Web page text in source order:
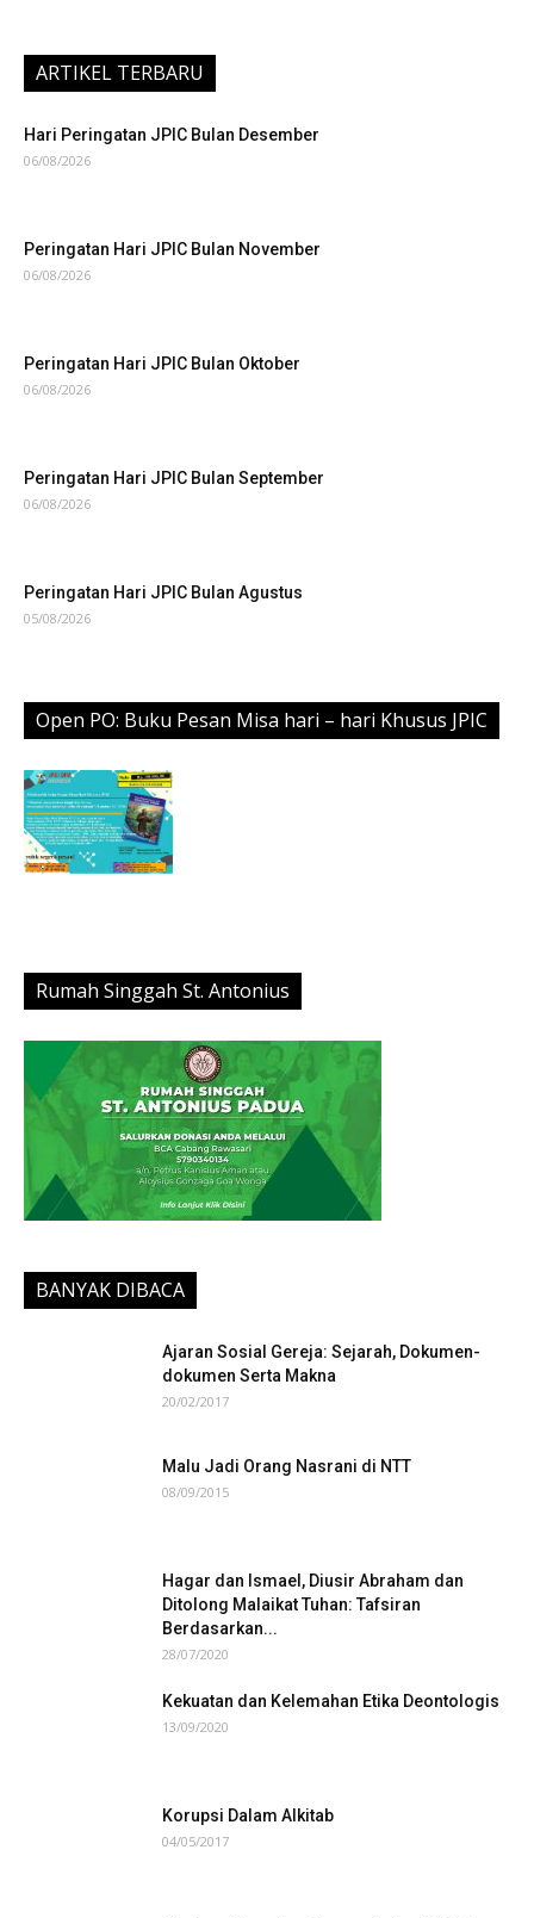
ARTIKEL TERBARU
Hari Peringatan JPIC Bulan Desember
06/08/2026
Peringatan Hari JPIC Bulan November
06/08/2026
Peringatan Hari JPIC Bulan Oktober
06/08/2026
Peringatan Hari JPIC Bulan September
06/08/2026
Peringatan Hari JPIC Bulan Agustus
05/08/2026
Open PO: Buku Pesan Misa hari – hari Khusus JPIC
Rumah Singgah St. Antonius
BANYAK DIBACA
Ajaran Sosial Gereja: Sejarah, Dokumen-
dokumen Serta Makna
20/02/2017
Malu Jadi Orang Nasrani di NTT
08/09/2015
Hagar dan Ismael, Diusir Abraham dan
Ditolong Malaikat Tuhan: Tafsiran
Berdasarkan...
28/07/2020
Kekuatan dan Kelemahan Etika Deontologis
13/09/2020
Korupsi Dalam Alkitab
04/05/2017